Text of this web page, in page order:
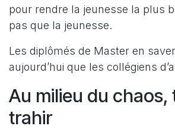
pour rendre la jeunesse la plus
pas que la jeunesse.
Les diplômés de Master en
aujourd’hui que les collégiens
Au milieu du chaos,
trahir